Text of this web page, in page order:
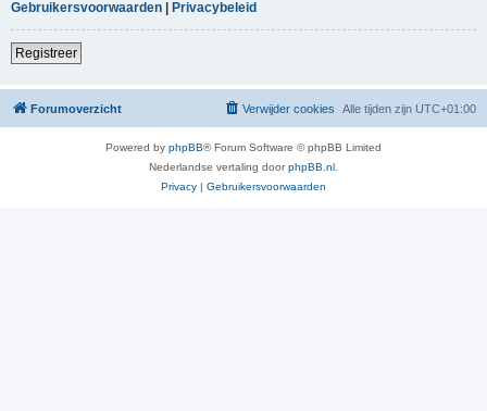
Gebruikersvoorwaarden | Privacybeleid
Registreer
Forumoverzicht Alle tijden zijn UTC+01:00
Verwijder cookies
Powered by phpBB® Forum Software © phpBB Limited
Nederlandse vertaling doorphpBB.nl
Privacy | Gebruikersvoorwaarden